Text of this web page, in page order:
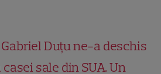
Gabriel Duțu ne-a deschis
sale din SUA. Un